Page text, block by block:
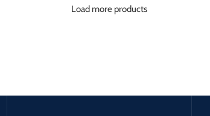
Load more products